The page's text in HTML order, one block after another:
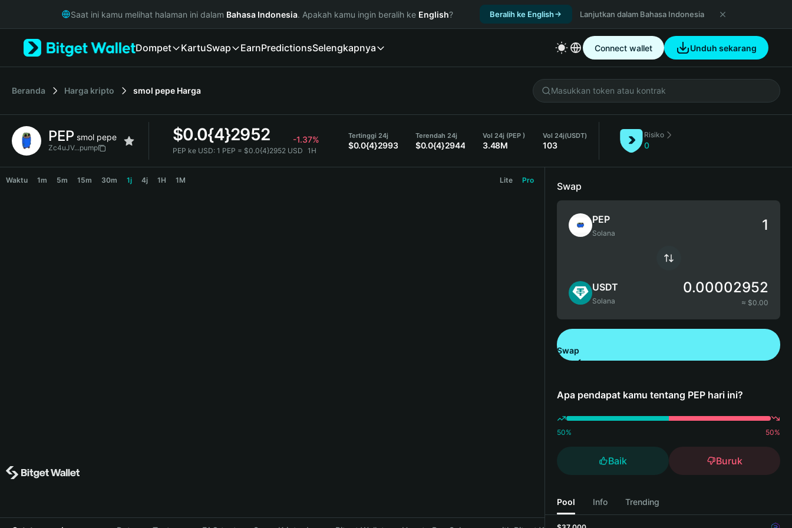
Русский
Italiano
简体中文
繁體中文
Bahasa Indonesia
Saat ini kamu melihat halaman ini dalam Bahasa Indonesia. Apakah kamu ingin beralih ke English? Beralih ke English Lanjutkan dalam Bahasa Indonesia
Dompet KartuSwap EarnPredictionsSelengkapnya Connect wallet Unduh sekarang
Beranda Harga kripto smol pepe Harga
PEP smol pepe
Zc4uJV...pump
$0.0{4}2952 -1.37%
PEP ke USD: 1 PEP = $0.0{4}2952 USD 1H
Tertinggi 24j
$0.0{4}2993
Terendah 24j
$0.0{4}2944
Vol 24j (PEP )
3.48M
Vol 24j(USDT)
103
Risiko
0
Waktu 1m 5m 15m 30m 1j 4j 1H 1M Lite Pro
Swap
PEP
Solana
USDT
Solana
0.00002952
≈ $0.00
Swap
Apa pendapat kamu tentang PEP hari ini?
50% 50%
Baik Buruk
Pool Info Trending